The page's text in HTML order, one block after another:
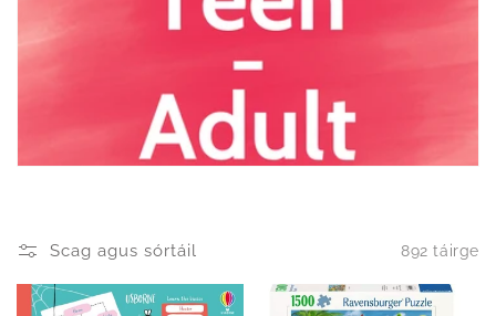
n
:
Scag agus sórtáil 892 táirge